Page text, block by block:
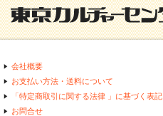
会社概要
お支払い方法・送料について
「特定商取引に関する法律 」に基づく表記
お問合せ